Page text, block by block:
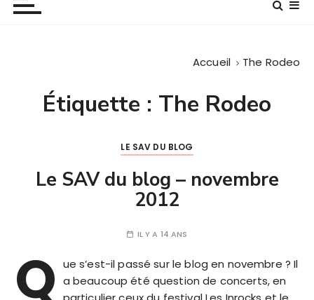
Accueil The Rodeo
Étiquette : The Rodeo
LE SAV DU BLOG
Le SAV du blog – novembre
2012
IL Y A 14 ANS
Q ue s’est-il passé sur le blog en novembre ? Il
a beaucoup été question de concerts, en